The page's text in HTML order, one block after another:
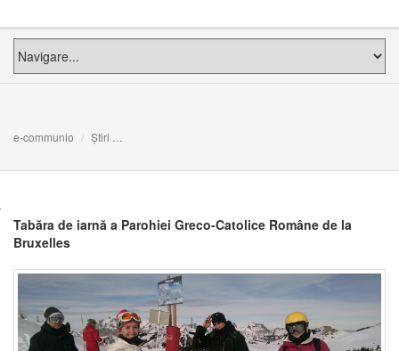
e-communio Știri
Tabăra de iarnă a Parohiei Greco-Catolice Române de la
Bruxelles